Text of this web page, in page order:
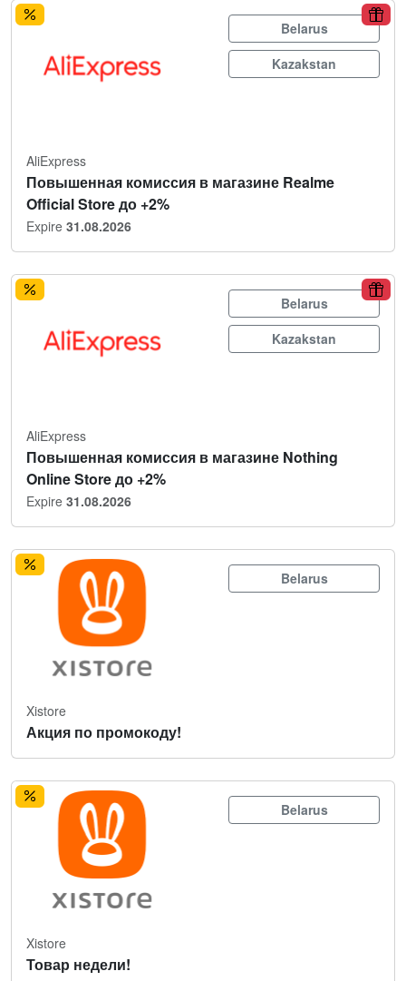
Belarus
Kazakstan
AliExpress
Повышенная комиссия в магазине Realme
Official Store до +2%
Expire 31.08.2026
Belarus
Kazakstan
AliExpress
Повышенная комиссия в магазине Nothing
Online Store до +2%
Expire 31.08.2026
Belarus
Xistore
Акция по промокоду!
Belarus
Xistore
Товар недели!